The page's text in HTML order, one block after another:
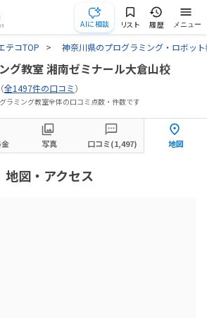
AIに相談 リスト 履歴 メニュー
テコTOP 神奈川県のプログラミング・ロボッ
グ教室 湘南ゼミナール大倉山校
（全1497件の口コミ）
ラミング教室全体の口コミ点数・件数です
写真 口コミ(1,497) 地図
地図・アクセス